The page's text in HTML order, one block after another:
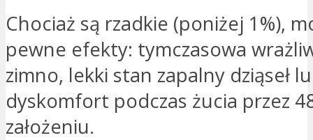
Chociaż są rzadkie (poniżej 1%),
pewne efekty: tymczasowa
zimno, lekki stan zapalny dziąseł
dyskomfort podczas żucia przez
założeniu.